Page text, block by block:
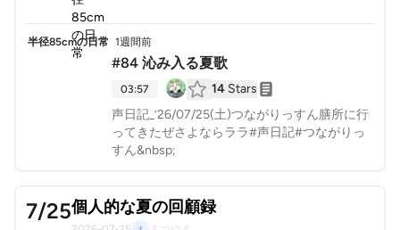
半径85cmの日常 1週間前
#84 沁み入る夏歌
03:57 14 Stars
声日記_’26/07/25(土)つながりっすん膳所に行
ってきたぜさよならララ#声日記#つながりっ
すん&nbsp;
7/25個人的な夏の回顧録